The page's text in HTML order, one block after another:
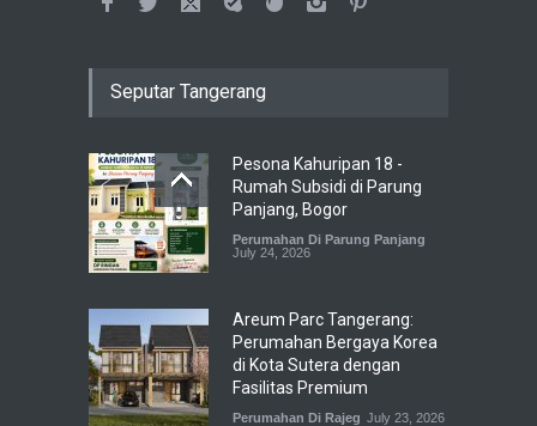
Seputar Tangerang
Pesona Kahuripan 18 -
Rumah Subsidi di Parung
Panjang, Bogor
Perumahan Di Parung Panjang
July 24, 2026
Areum Parc Tangerang:
Perumahan Bergaya Korea
di Kota Sutera dengan
Fasilitas Premium
Perumahan Di Rajeg July 23, 2026